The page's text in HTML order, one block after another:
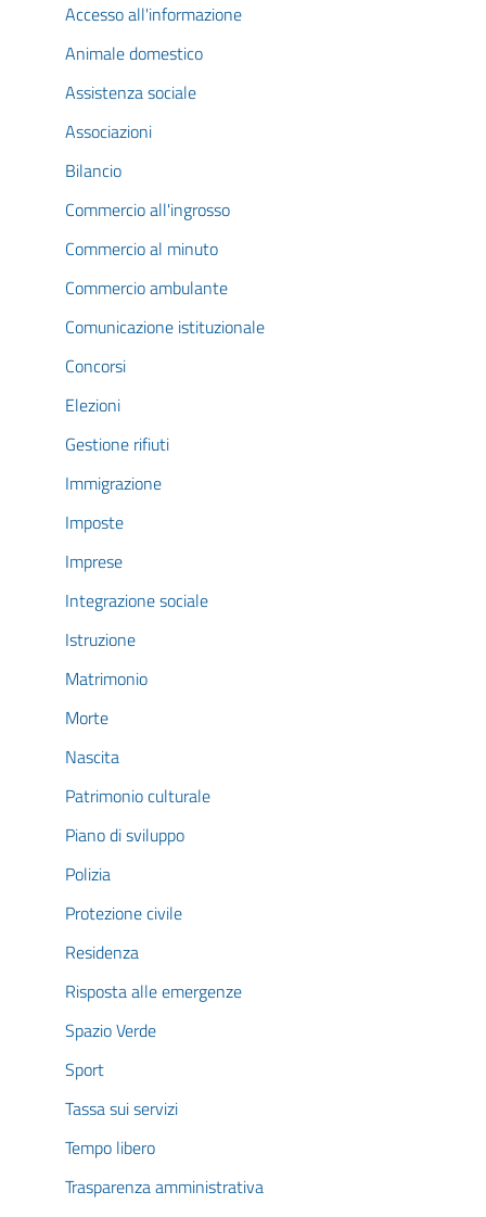
Accesso all'informazione
Animale domestico
Assistenza sociale
Associazioni
Bilancio
Commercio all'ingrosso
Commercio al minuto
Commercio ambulante
Comunicazione istituzionale
Concorsi
Elezioni
Gestione rifiuti
Immigrazione
Imposte
Imprese
Integrazione sociale
Istruzione
Matrimonio
Morte
Nascita
Patrimonio culturale
Piano di sviluppo
Polizia
Protezione civile
Residenza
Risposta alle emergenze
Spazio Verde
Sport
Tassa sui servizi
Tempo libero
Trasparenza amministrativa